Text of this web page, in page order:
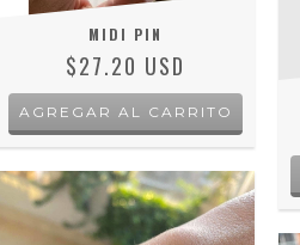
MIDI PIN
$27.20 USD